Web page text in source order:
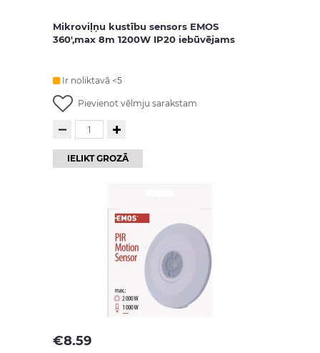
Mikroviļņu kustību sensors EMOS
360',max 8m 1200W IP20 iebūvējams
Ir noliktavā <5
Pievienot vēlmju sarakstam
IELIKT GROZĀ
€8.59